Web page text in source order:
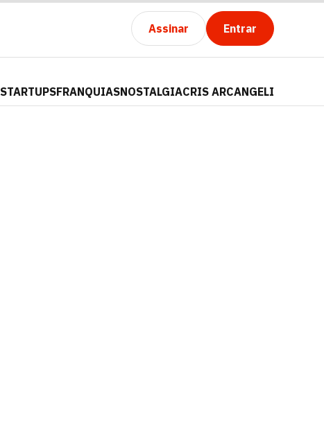
Assinar Entrar
STARTUPSFRANQUIASNOSTALGIACRIS ARCANGELI